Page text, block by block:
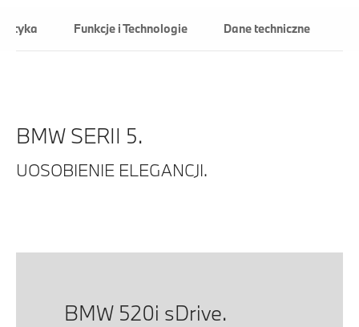
Funkcje i Technologie Dane techniczne
BMW SERII 5.
UOSOBIENIE ELEGANCJI.
BMW 520i sDrive.